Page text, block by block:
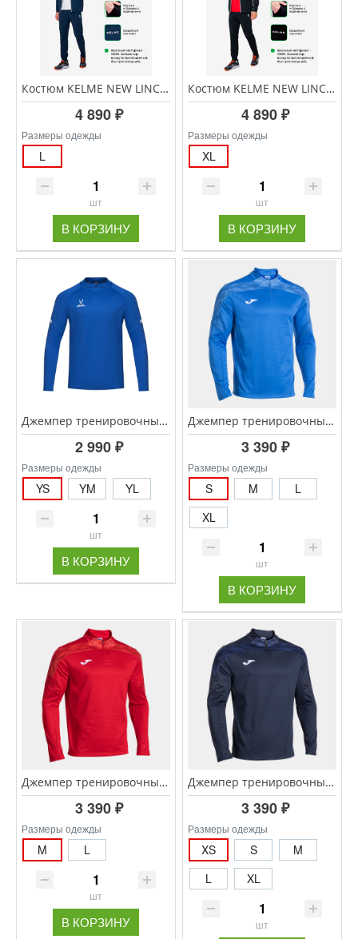
Костюм KELME NEW LINCE 3771200/3773200.424
4 890 ₽
Размеры одежды
L
шт
В КОРЗИНУ
Костюм KELME NEW LINCE 3771200/3773200.003
4 890 ₽
Размеры одежды
XL
шт
В КОРЗИНУ
Джемпер тренировочный JOGEL CAMP 2 Training Top, синий
2 990 ₽
Размеры одежды
YS YM YL
шт
В КОРЗИНУ
Джемпер тренировочный JOMA Championship VIII 104217.700
3 390 ₽
Размеры одежды
S M
L
XL
шт
В КОРЗИНУ
Джемпер тренировочный JOMA Championship VIII 104217.600
3 390 ₽
Размеры одежды
M L
шт
В КОРЗИНУ
Джемпер тренировочный JOMA Championship VIII 104217.331
3 390 ₽
Размеры одежды
XS S
M
L
XL
шт